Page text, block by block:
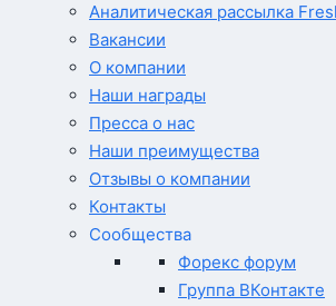
Аналитическая рассылка
Вакансии
О компании
Наши награды
Пресса о нас
Наши преимущества
Отзывы о компании
Контакты
Сообщества
Форекс форум
Группа ВКонтакте